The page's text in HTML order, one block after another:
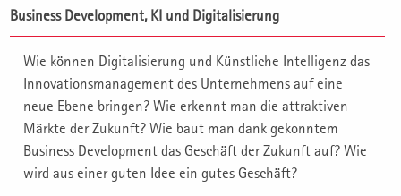
Business Development, KI und Digitalisierung
Wie können Digitalisierung und Künstliche Intelligenz das
Innovationsmanagement des Unternehmens auf eine
neue Ebene bringen? Wie erkennt man die attraktiven
Märkte der Zukunft? Wie baut man dank gekonntem
Business Development das Geschäft der Zukunft auf? Wie
wird aus einer guten Idee ein gutes Geschäft?